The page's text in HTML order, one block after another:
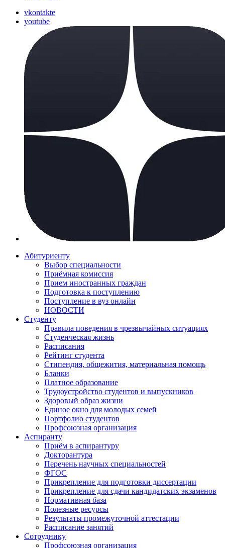
vkontakte
youtube
Абитуриенту
Выбор специальности
Приёмная комиссия
Прием иностранных граждан
Подготовка к поступлению
Поступление в вуз онлайн
НОВОСТИ
Студенту
Правила поведения в чрезвычайных ситуациях
Студенческая жизнь
Расписания
Рейтинг студента
Стипендия, общежития, материальная помощь
Бланки
Платное образование
Трудоустройство студентов и выпускников
Здоровый образ жизни
Единое окно для молодых семей
Портфолио студентов
Профсоюзная организация
Аспиранту
Приём в аспирантуру
Докторантура
Перечень научных специальностей
ФГОС
Прикрепление для подготовки диссертации
Прикрепление для сдачи кандидатских экзаменов
Нормативная база
Полезные ресурсы
Результаты промежуточной аттестации
Расписание занятий
Сотруднику
Профсоюзная организация